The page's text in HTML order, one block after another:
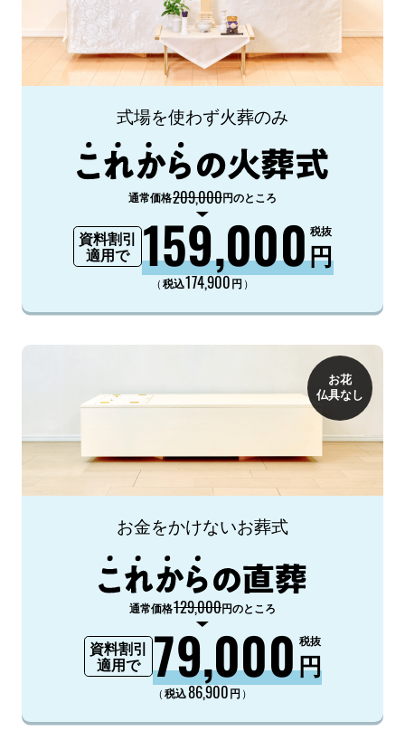
式場を使わず火葬のみ
通常価格209,000円のところ
資料割引
適用で
159,000円
税抜
（税込174,900円 ）
お花
仏具なし
お金をかけないお葬式
通常価格129,000円のところ
資料割引
適用で
79,000円
税抜
（税込86,900円 ）